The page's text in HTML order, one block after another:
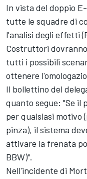
In vista del doppio
tutte le squadre di
l'analisi degli effetti
Costruttori
tutti i possibili
ottenere
Il bollettino del
quanto segue: "Se il
per qualsiasi motivo
pinza), il sistema
attivare la frenata
BBW)".
Nell'incidente di